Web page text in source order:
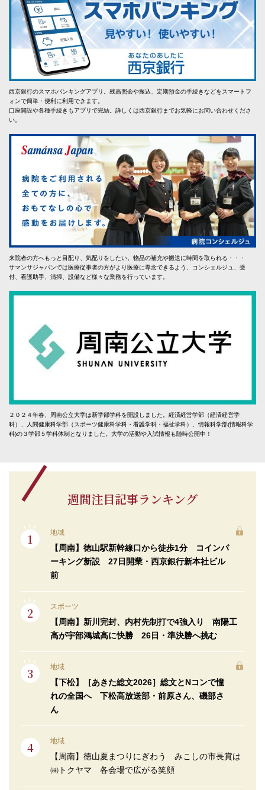
西京銀行のスマホバンキングアプリ。残高照会や振込、定期預金の手続きなどをスマートフ
ォンで簡単・便利に利用できます。
口座開設や各種手続きもアプリで完結。詳しくは西京銀行までお気軽にお問い合わせくださ
い。
来院者の方へもっと目配り、気配りをしたい。物品の補充や搬送に時間を取られる・・・
サマンサジャパンでは医療従事者の方がより医療に専念できるよう、コンシェルジュ、受
付、看護助手、清掃、設備など様々な業務を行っています。
２０２４年春、周南公立大学は新学部学科を開設しました。経済経営学部（経済経営学
科）、人間健康科学部（スポーツ健康科学科・看護学科・福祉学科）、情報科学部(情報科学
科)の３学部５学科体制となりました。大学の活動や入試情報も随時公開中！
週間注目記事ランキング
地域
【周南】徳山駅新幹線口から徒歩1分 コインパ
ーキング新設 27日開業・西京銀行新本社ビル
前
スポーツ
【周南】新川完封、内村先制打で4強入り 南陽工
高が宇部鴻城高に快勝 26日・準決勝へ挑む
地域
【下松】［あきた総文2026］総文とNコンで憧
れの全国へ 下松高放送部・前原さん、磯部さ
ん
地域
【周南】徳山夏まつりにぎわう みこしの市長賞は
㈱トクヤマ 各会場で広がる笑顔